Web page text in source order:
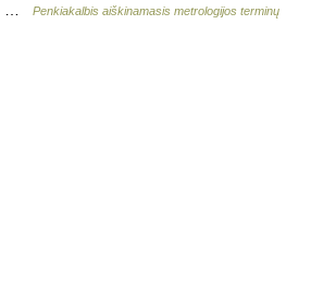
…
Penkiakalbis aiškinamasis metrologijos terminų